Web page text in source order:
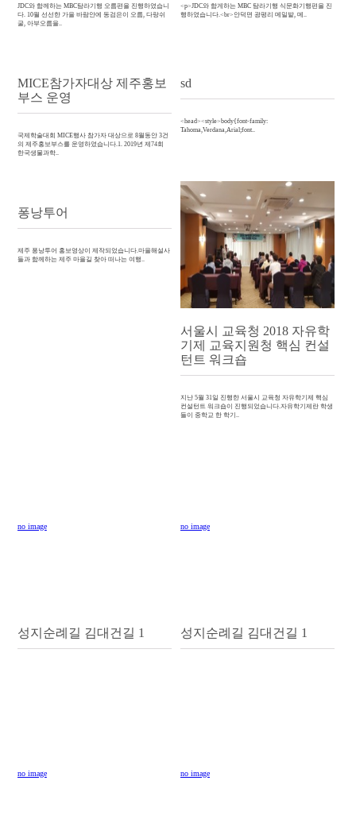
JDC와 함께하는 MBC탐라기행 오름편을 진행하였습니
다. 10월 선선한 가을 바람안에 동검은이 오름, 다랑쉬
굴, 아부오름을..
<p>JDC와 함게하는 MBC 탐라기행 식문화기행편을 진
행하였습니다.<br>안덕면 광평리 메밀밭, 메..
MICE참가자대상 제주홍보
부스 운영
국제학술대회 MICE행사 참가자 대상으로 8월동안 3건
의 제주홍보부스를 운영하였습니다.1. 2019년 제74회
한국생물과학..
sd
<head><style>body{font-family:
Tahoma,Verdana,Arial;font..
퐁낭투어
제주 퐁낭투어 홍보영상이 제작되었습니다.마을해설사
들과 함께하는 제주 마을길 찾아 떠나는 여행..
서울시 교육청 2018 자유학
기제 교육지원청 핵심 컨설
턴트 워크숍
지난 5월 31일 진행한 서울시 교육청 자유학기제 핵심
컨설턴트 워크숍이 진행되었습니다.자유학기제란 학생
들이 중학교 한 학기..
no image
성지순례길 김대건길 1
no image
성지순례길 김대건길 1
no image no image